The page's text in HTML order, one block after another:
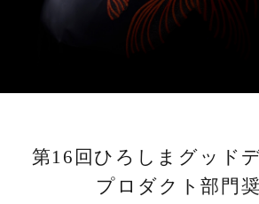
第16回ひろしまグッド
プロダクト部門